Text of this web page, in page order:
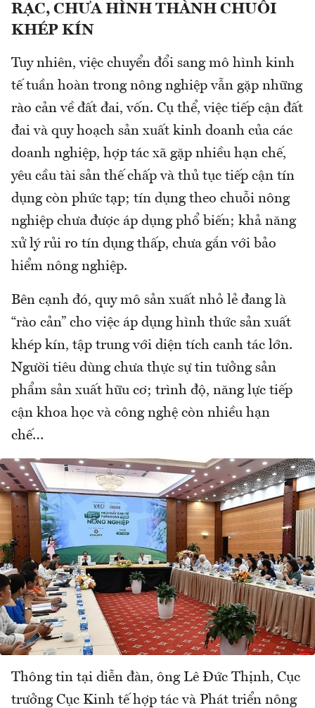
RẠC, CHƯA HÌNH THÀNH CHUỖI
KHÉP KÍN
Tuy nhiên, việc chuyển đổi sang mô hình kinh
tế tuần hoàn trong nông nghiệp vẫn gặp những
rào cản về đất đai, vốn. Cụ thể, việc tiếp cận đất
đai và quy hoạch sản xuất kinh doanh của các
doanh nghiệp, hợp tác xã gặp nhiều hạn chế,
yêu cầu tài sản thế chấp và thủ tục tiếp cận tín
dụng còn phức tạp; tín dụng theo chuỗi nông
nghiệp chưa được áp dụng phổ biến; khả năng
xử lý rủi ro tín dụng thấp, chưa gắn với bảo
hiểm nông nghiệp.
Bên cạnh đó, quy mô sản xuất nhỏ lẻ đang là
“rào cản” cho việc áp dụng hình thức sản xuất
khép kín, tập trung với diện tích canh tác lớn.
Người tiêu dùng chưa thực sự tin tưởng sản
phẩm sản xuất hữu cơ; trình độ, năng lực tiếp
cận khoa học và công nghệ còn nhiều hạn
chế…
Thông tin tại diễn đàn, ông Lê Đức Thịnh, Cục
trưởng Cục Kinh tế hợp tác và Phát triển nông